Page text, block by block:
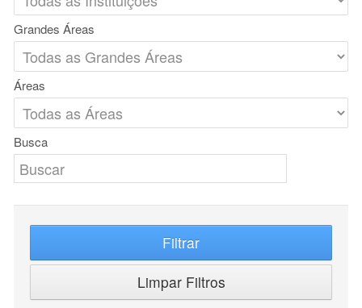
Grandes Áreas
Áreas
Busca
Filtrar
Limpar Filtros